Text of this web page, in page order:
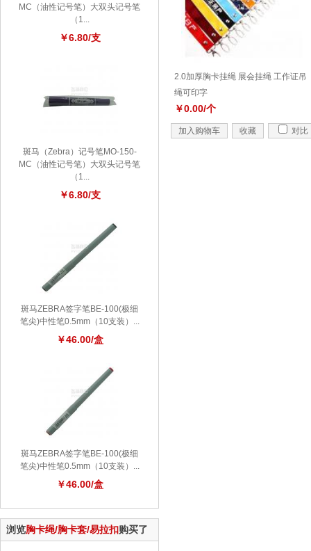
MC（油性记号笔）大双头记号笔
（1...
￥6.80/支
斑马（Zebra）记号笔MO-150-
MC（油性记号笔）大双头记号笔
（1...
￥6.80/支
斑马ZEBRA签字笔BE-100(极细
笔尖)中性笔0.5mm（10支装）...
￥46.00/盒
斑马ZEBRA签字笔BE-100(极细
笔尖)中性笔0.5mm（10支装）...
￥46.00/盒
浏览胸卡绳/胸卡套/易拉扣购买了
2.0加厚胸卡挂绳 展会挂绳 工作证吊
绳可印字
￥0.00/个
加入购物车 收藏 对比